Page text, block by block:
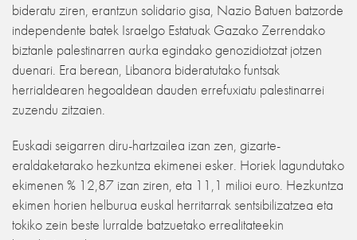
bideratu ziren, erantzun solidario gisa, Nazio Batuen batzorde
independente batek Israelgo Estatuak Gazako Zerrendako
biztanle palestinarren aurka egindako genozidiotzat jotzen
duenari. Era berean, Libanora bideratutako funtsak
herrialdearen hegoaldean dauden errefuxiatu palestinarrei
zuzendu zitzaien.
Euskadi seigarren diru-hartzailea izan zen, gizarte-
eraldaketarako hezkuntza ekimenei esker. Horiek lagundutako
ekimenen % 12,87 izan ziren, eta 11,1 milioi euro. Hezkuntza
ekimen horien helburua euskal herritarrak sentsibilizatzea eta
tokiko zein beste lurralde batzuetako errealitateekin